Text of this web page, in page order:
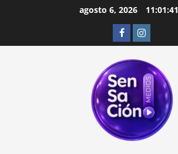
agosto 6, 2026 11:01:43
FacebookInstagram